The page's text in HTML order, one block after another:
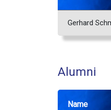
Gerhard
Alumni
Name